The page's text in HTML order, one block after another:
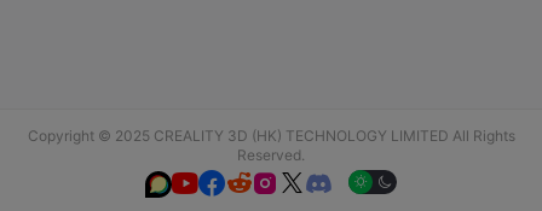
Copyright © 2025 CREALITY 3D (HK) TECHNOLOGY LIMITED All Rights
Reserved.
  